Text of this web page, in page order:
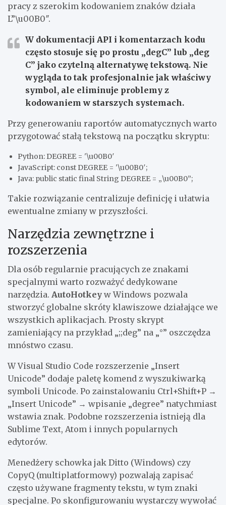
pracy z szerokim kodowaniem znaków działa
L”\u00B0″.
W dokumentacji API i komentarzach kodu
często stosuje się po prostu „degC” lub „deg
C” jako czytelną alternatywę tekstową. Nie
wygląda to tak profesjonalnie jak właściwy
symbol, ale eliminuje problemy z
kodowaniem w starszych systemach.
Przy generowaniu raportów automatycznych warto
przygotować stałą tekstową na początku skryptu:
Python: DEGREE = '\u00B0′
JavaScript: const DEGREE = '\u00B0′;
Java: public static final String DEGREE = „\u00B0”;
Takie rozwiązanie centralizuje definicję i ułatwia
ewentualne zmiany w przyszłości.
Narzędzia zewnętrzne i
rozszerzenia
Dla osób regularnie pracujących ze znakami
specjalnymi warto rozważyć dedykowane
narzędzia. AutoHotkey w Windows pozwala
stworzyć globalne skróty klawiszowe działające we
wszystkich aplikacjach. Prosty skrypt
zamieniający na przykład „;;deg” na „°” oszczędza
mnóstwo czasu.
W Visual Studio Code rozszerzenie „Insert
Unicode” dodaje paletę komend z wyszukiwarką
symboli Unicode. Po zainstalowaniu Ctrl+Shift+P →
„Insert Unicode” → wpisanie „degree” natychmiast
wstawia znak. Podobne rozszerzenia istnieją dla
Sublime Text, Atom i innych popularnych
edytorów.
Menedżery schowka jak Ditto (Windows) czy
CopyQ (multiplatformowy) pozwalają zapisać
często używane fragmenty tekstu, w tym znaki
specjalne. Po skonfigurowaniu wystarczy wywołać